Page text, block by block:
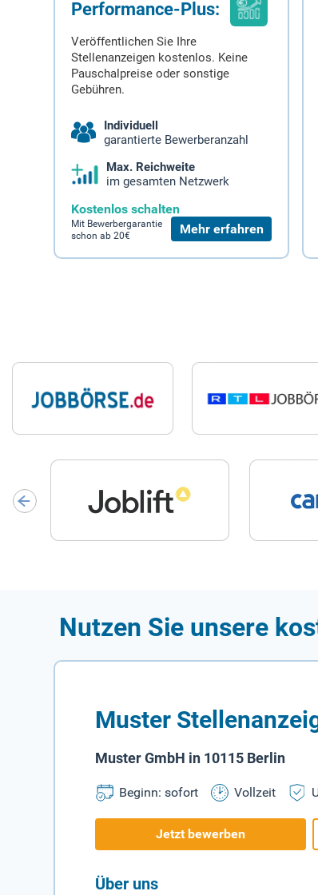
Performance-Plus:
Veröffentlichen Sie Ihre
Stellenanzeigen kostenlos. Keine
Pauschalpreise oder sonstige
Gebühren.
Individuell
garantierte Bewerberanzahl
Max. Reichweite
im gesamten Netzwerk
Kostenlos schalten
Mit Bewerbergarantie
schon ab 20€
Mehr erfahren
Nutzen Sie unsere
Muster
Muster GmbH in 10115 Berlin
Beginn: sofort Vollzeit
Jetzt bewerben
Über uns